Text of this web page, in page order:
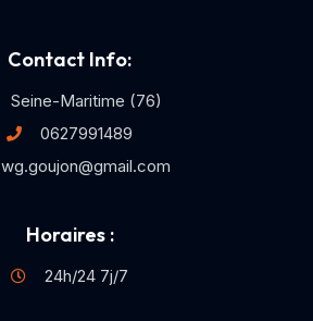
Contact Info:
Seine-Maritime (76)
0627991489
wg.goujon@gmail.com
Horaires :
24h/24 7j/7